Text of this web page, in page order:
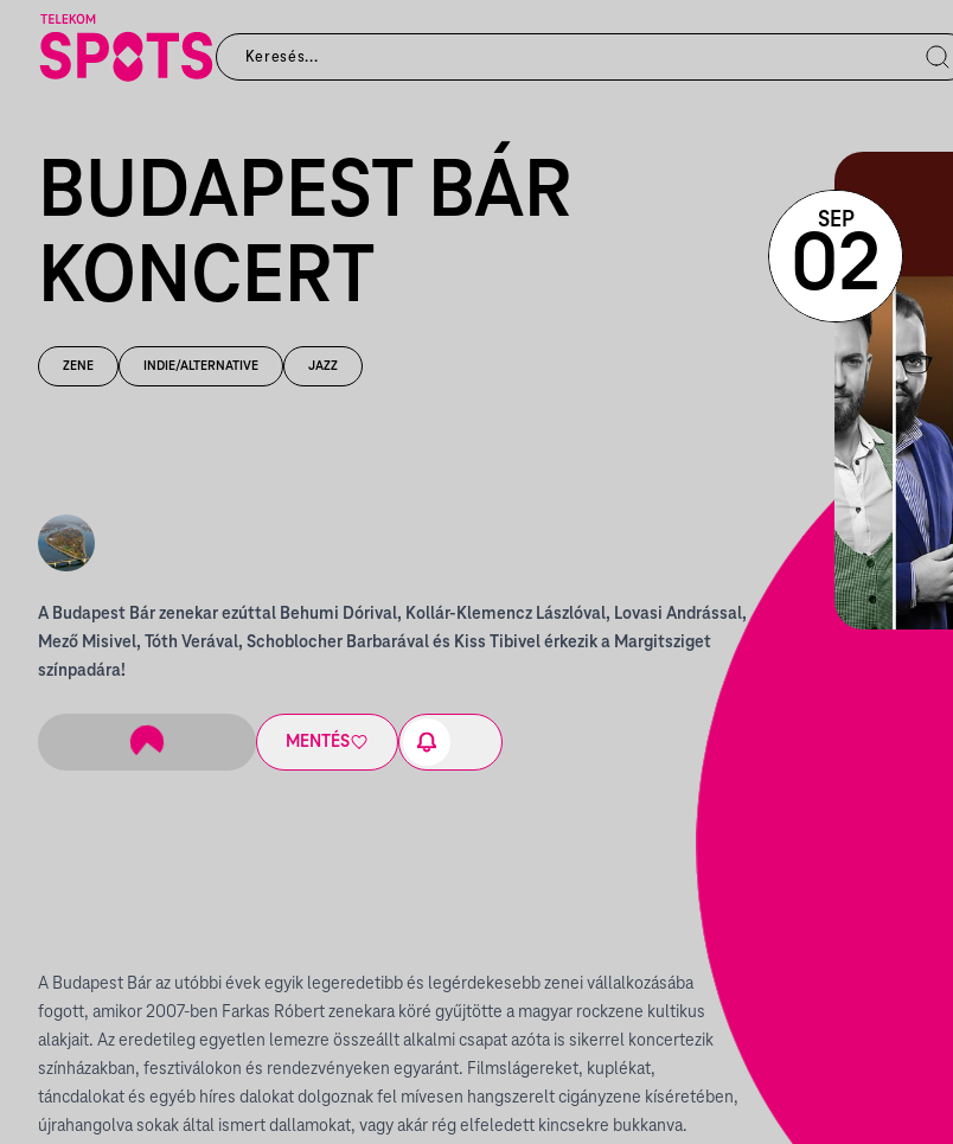
BUDAPEST BÁR
KONCERT
ZENE INDIE/ALTERNATIVE JAZZ
A Budapest Bár zenekar ezúttal Behumi Dórival, Kollár-Klemencz Lászlóval, Lovasi Andrással,
Mező Misivel, Tóth Verával, Schoblocher Barbarával és Kiss Tibivel érkezik a Margitsziget
színpadára!
MENTÉS
SEP
02
A Budapest Bár az utóbbi évek egyik legeredetibb és legérdekesebb zenei vállalkozásába
fogott, amikor 2007-ben Farkas Róbert zenekara köré gyűjtötte a magyar rockzene kultikus
alakjait. Az eredetileg egyetlen lemezre összeállt alkalmi csapat azóta is sikerrel koncertezik
színházakban, fesztiválokon és rendezvényeken egyaránt. Filmslágereket, kuplékat,
táncdalokat és egyéb híres dalokat dolgoznak fel mívesen hangszerelt cigányzene kíséretében,
újrahangolva sokak által ismert dallamokat, vagy akár rég elfeledett kincsekre bukkanva.